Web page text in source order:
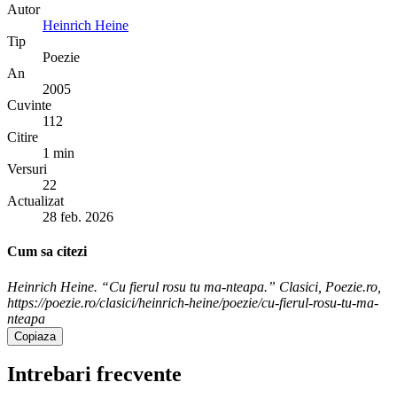
Autor
Heinrich Heine
Tip
Poezie
An
2005
Cuvinte
112
Citire
1 min
Versuri
22
Actualizat
28 feb. 2026
Cum sa citezi
Heinrich Heine. “Cu fierul rosu tu ma-nteapa.” Clasici, Poezie.ro,
https://poezie.ro/clasici/heinrich-heine/poezie/cu-fierul-rosu-tu-ma-
nteapa
Copiaza
Intrebari frecvente